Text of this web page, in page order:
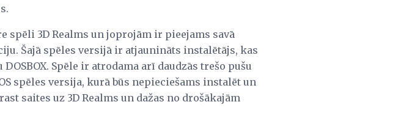
spēli 3D Realms un joprojām ir pieejams savā
Šajā spēles versijā ir atjaunināts instalētājs, kas
Spēle ir atrodama arī daudzās trešo pušu
spēles versija, kurā būs nepieciešams instalēt un
saites uz 3D Realms un dažas no drošākajām